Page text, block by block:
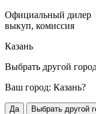
Официальный дилер
выкуп, комиссия
Казань
Выбрать другой
Ваш город: Казань?
Да Выбрать другой